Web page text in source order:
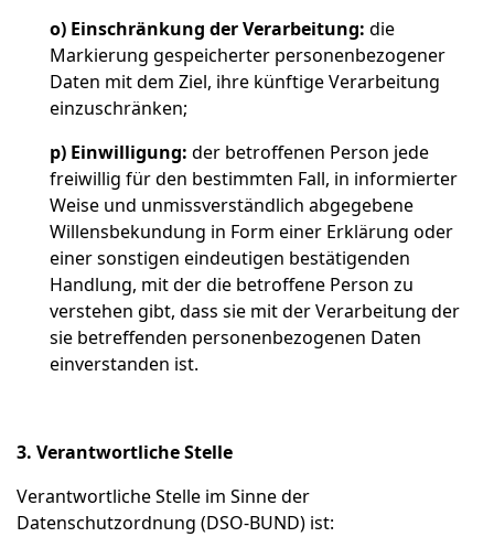
o) Einschränkung der Verarbeitung: die
Markierung gespeicherter personenbezogener
Daten mit dem Ziel, ihre künftige Verarbeitung
einzuschränken;
p) Einwilligung: der betroffenen Person jede
freiwillig für den bestimmten Fall, in informierter
Weise und unmissverständlich abgegebene
Willensbekundung in Form einer Erklärung oder
einer sonstigen eindeutigen bestätigenden
Handlung, mit der die betroffene Person zu
verstehen gibt, dass sie mit der Verarbeitung der
sie betreffenden personenbezogenen Daten
einverstanden ist.
3. Verantwortliche Stelle
Verantwortliche Stelle im Sinne der
Datenschutzordnung (DSO-BUND) ist: